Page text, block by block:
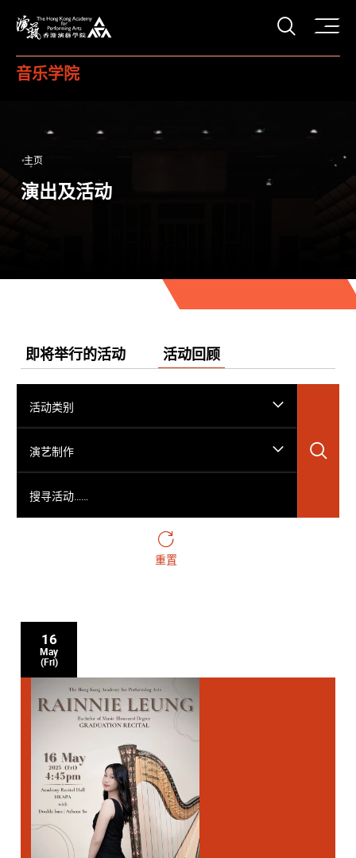
打开
音乐学院
主页
演出及活动
即将举行的活动 活动回顾
活动类别
演艺制作
重置
16
May
(Fri)